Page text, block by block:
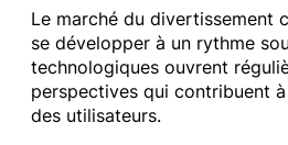
Le marché du divertissement
se développer à un rythme
technologiques ouvrent
perspectives qui contribuent à
des utilisateurs.